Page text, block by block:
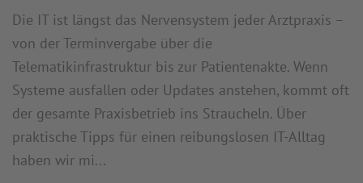
Die IT ist längst das Nervensystem jeder Arztpraxis –
von der Terminvergabe über die
Telematikinfrastruktur bis zur Patientenakte. Wenn
Systeme ausfallen oder Updates anstehen, kommt oft
der gesamte Praxisbetrieb ins Straucheln. Über
praktische Tipps für einen reibungslosen IT-Alltag
haben wir mi...